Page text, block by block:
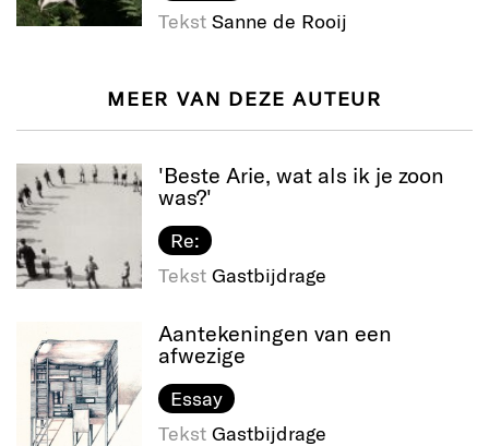
Tekst Sanne de Rooij
MEER VAN DEZE AUTEUR
'Beste Arie, wat als ik je zoon
was?'
Re:
Tekst Gastbijdrage
Aantekeningen van een
afwezige
Essay
Tekst Gastbijdrage